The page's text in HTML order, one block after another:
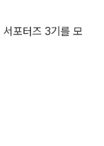
포터즈 3기를 모